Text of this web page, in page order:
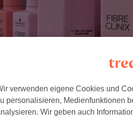
verwenden eigene Cookies und
personalisieren, Medienfunktionen
Wir geben auch